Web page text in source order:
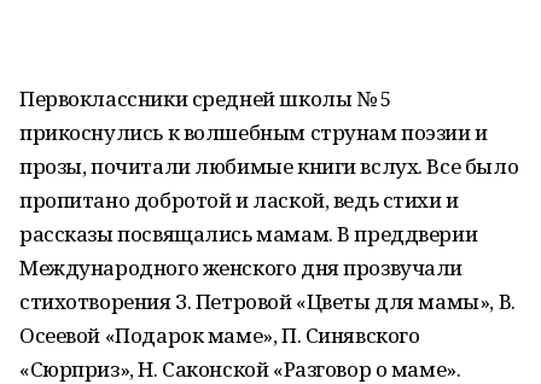
Первоклассники средней школы № 5
прикоснулись к волшебным струнам поэзии и
прозы, почитали любимые книги вслух. Все было
пропитано добротой и лаской, ведь стихи и
рассказы посвящались мамам. В преддверии
Международного женского дня прозвучали
стихотворения З. Петровой «Цветы для мамы», В.
Осеевой «Подарок маме», П. Синявского
«Сюрприз», Н. Саконской «Разговор о маме».